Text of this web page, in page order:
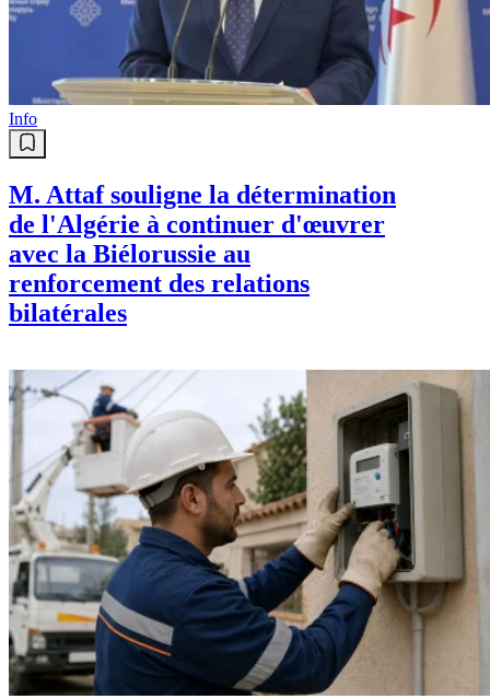
Info
M. Attaf souligne la détermination
de l'Algérie à continuer d'œuvrer
avec la Biélorussie au
renforcement des relations
bilatérales